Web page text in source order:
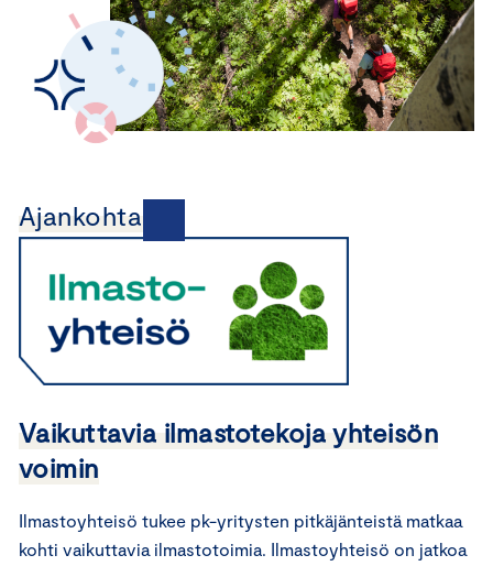
Ajankohtaista
Vaikuttavia ilmastotekoja yhteisön
voimin
Ilmastoyhteisö tukee pk-yritysten pitkäjänteistä matkaa
kohti vaikuttavia ilmastotoimia. Ilmastoyhteisö on jatkoa